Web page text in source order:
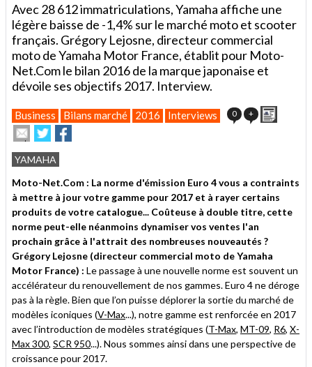
Avec 28 612 immatriculations, Yamaha affiche une
légère baisse de -1,4% sur le marché moto et scooter
français. Grégory Lejosne, directeur commercial
moto de Yamaha Motor France, établit pour Moto-
Net.Com le bilan 2016 de la marque japonaise et
dévoile ses objectifs 2017. Interview.
Business Bilans marché 2016 Interviews 0 +
Envoyer
cet
article
à
un
ami
Partager
sur
Twitter
sur
Facebook
YAMAHA
Moto-Net.Com : La norme d'émission Euro 4 vous a contraints
à mettre à jour votre gamme pour 2017 et à rayer certains
produits de votre catalogue... Coûteuse à double titre, cette
norme peut-elle néanmoins dynamiser vos ventes l'an
prochain grâce à l'attrait des nombreuses nouveautés ?
Grégory Lejosne (directeur commercial moto de Yamaha
Motor France) : Le passage à une nouvelle norme est souvent un
accélérateur du renouvellement de nos gammes. Euro 4 ne déroge
pas à la règle. Bien que l’on puisse déplorer la sortie du marché de
modèles iconiques (V-Max...), notre gamme est renforcée en 2017
avec l’introduction de modèles stratégiques (T-Max, MT-09, R6, X-
Max 300, SCR 950...). Nous sommes ainsi dans une perspective de
croissance pour 2017.